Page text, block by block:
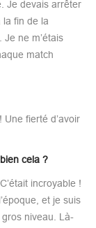
Je devais arrêter
la fin de la
Je ne m’étais
match
Une fierté d’avoir
cela ?
incroyable !
et je suis
niveau. Là-